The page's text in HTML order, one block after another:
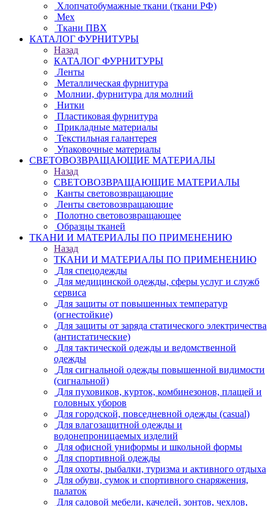
Хлопчатобумажные ткани (ткани РФ)
Мех
Ткани ПВХ
КАТАЛОГ ФУРНИТУРЫ
Назад
КАТАЛОГ ФУРНИТУРЫ
Ленты
Металлическая фурнитура
Молнии, фурнитура для молний
Нитки
Пластиковая фурнитура
Прикладные материалы
Текстильная галантерея
Упаковочные материалы
СВЕТОВОЗВРАЩАЮЩИЕ МАТЕРИАЛЫ
Назад
СВЕТОВОЗВРАЩАЮЩИЕ МАТЕРИАЛЫ
Канты световозвращающие
Ленты световозвращающие
Полотно световозвращающее
Образцы тканей
ТКАНИ И МАТЕРИАЛЫ ПО ПРИМЕНЕНИЮ
Назад
ТКАНИ И МАТЕРИАЛЫ ПО ПРИМЕНЕНИЮ
Для спецодежды
Для медицинской одежды, сферы услуг и служб
сервиса
Для защиты от повышенных температур
(огнестойкие)
Для защиты от заряда статического электричества
(антистатические)
Для тактической одежды и ведомственной
одежды
Для сигнальной одежды повышенной видимости
(сигнальной)
Для пуховиков, курток, комбинезонов, плащей и
головных уборов
Для городской, повседневной одежды (casual)
Для влагозащитной одежды и
водонепроницаемых изделий
Для офисной униформы и школьной формы
Для спортивной одежды
Для охоты, рыбалки, туризма и активного отдыха
Для обуви, сумок и спортивного снаряжения,
палаток
Для садовой мебели, качелей, зонтов, чехлов,